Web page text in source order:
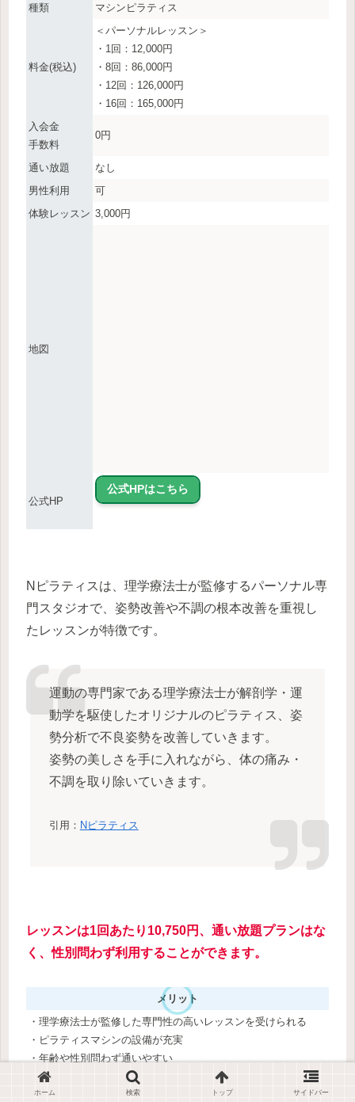
種類
マシンピラティス
料金(税込)
＜パーソナルレッスン＞
・1回：12,000円
・8回：86,000円
・12回：126,000円
・16回：165,000円
入会金
手数料
0円
通い放題
なし
男性利用
可
体験レッスン 3,000円
地図
公式HP
公式HPはこちら
Nピラティスは、理学療法士が監修するパーソナル専
門スタジオで、姿勢改善や不調の根本改善を重視し
たレッスンが特徴です。
運動の専門家である理学療法士が解剖学・運
動学を駆使したオリジナルのピラティス、姿
勢分析で不良姿勢を改善していきます。
姿勢の美しさを手に入れながら、体の痛み・
不調を取り除いていきます。
引用： Nピラティス
レッスンは1回あたり10,750円、通い放題プランはな
く、性別問わず利用することができます。
メリット
・理学療法士が監修した専門性の高いレッスンを受けられる
・ピラティスマシンの設備が充実
・年齢や性別問わず通いやすい
ホーム 検索 トップ サイドバー